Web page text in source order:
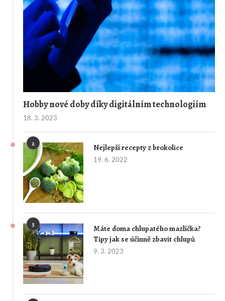
Hobby nové doby díky digitálním technologiím
18. 3. 2023
2 Nejlepší recepty z brokolice
19. 6. 2022
3
Máte doma chlupatého mazlíčka?
Tipy jak se účinně zbavit chlupů
9. 3. 2023